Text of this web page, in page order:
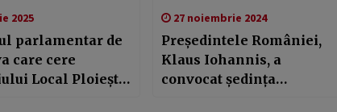
2025
parlamentar de
care cere
Local Ploiești
27 noiembrie 2024
Președintele României,
Klaus Iohannis, a
convocat ședința